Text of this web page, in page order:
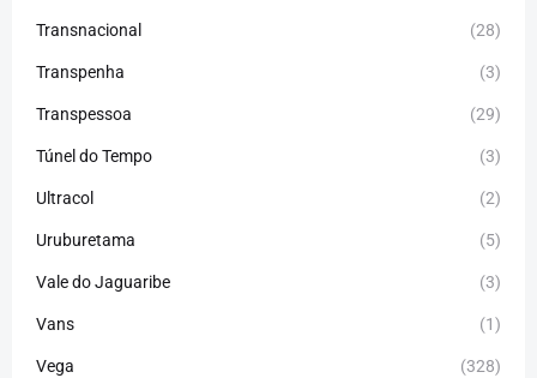
Transnacional (28)
Transpenha (3)
Transpessoa (29)
Túnel do Tempo (3)
Ultracol (2)
Uruburetama (5)
Vale do Jaguaribe (3)
Vans (1)
Vega (328)